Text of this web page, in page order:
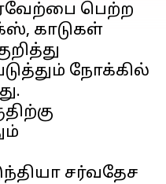
பெற்ற
காடுகள்
நோக்கில்
சர்வதேச